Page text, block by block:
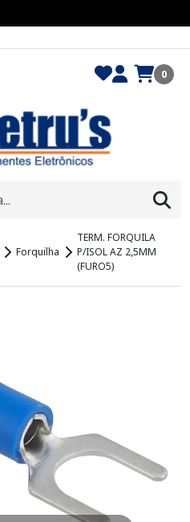
0
Forquilha
TERM. FORQUILA
P/ISOL AZ 2,5MM
(FURO5)